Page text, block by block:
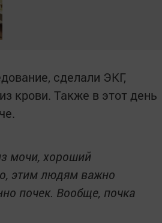
сделали ЭКГ,
крови. Также в этот день
мочи, хороший
этим людям важно
почек. Вообще, почка